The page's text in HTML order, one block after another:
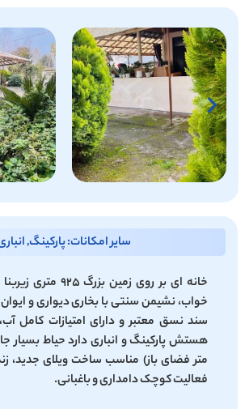
سایر امکانات: پارکینگ,
خواب، نشیمن سنتی با بخاری دیواری و
سند نسق معتبر و دارای امتیازات کامل
متر فضای باز) مناسب ساخت ویلای جدید،
فعالیت کوچک دامداری و باغبانی.